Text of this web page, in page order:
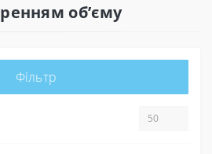
об’єму
Фільтр